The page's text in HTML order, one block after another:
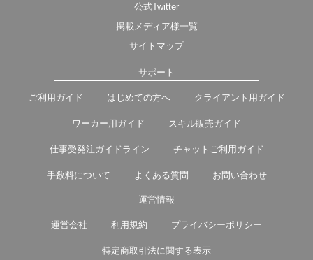
公式Twitter
掲載メディア様一覧
サイトマップ
サポート
ご利用ガイド はじめての方へ クライアント用ガイド
ワーカー用ガイド スキル販売ガイド
仕事受発注ガイドライン チャットご利用ガイド
手数料について よくある質問 お問い合わせ
運営情報
運営会社 利用規約 プライバシーポリシー
特定商取引法に関する表示